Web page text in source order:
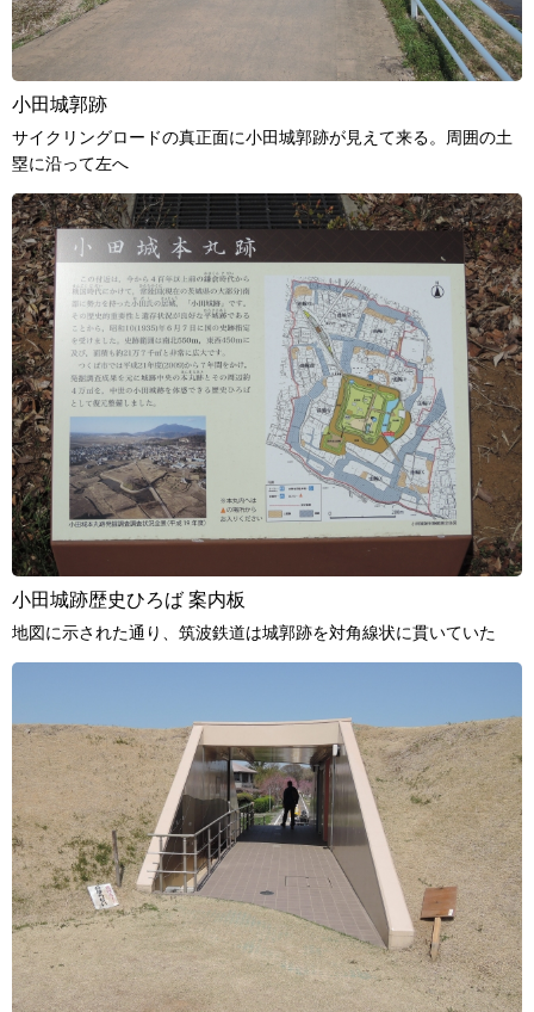
小田城郭跡
サイクリングロードの真正面に小田城郭跡が見えて来る。周囲の土
塁に沿って左へ
小田城跡歴史ひろば 案内板
地図に示された通り、筑波鉄道は城郭跡を対角線状に貫いていた